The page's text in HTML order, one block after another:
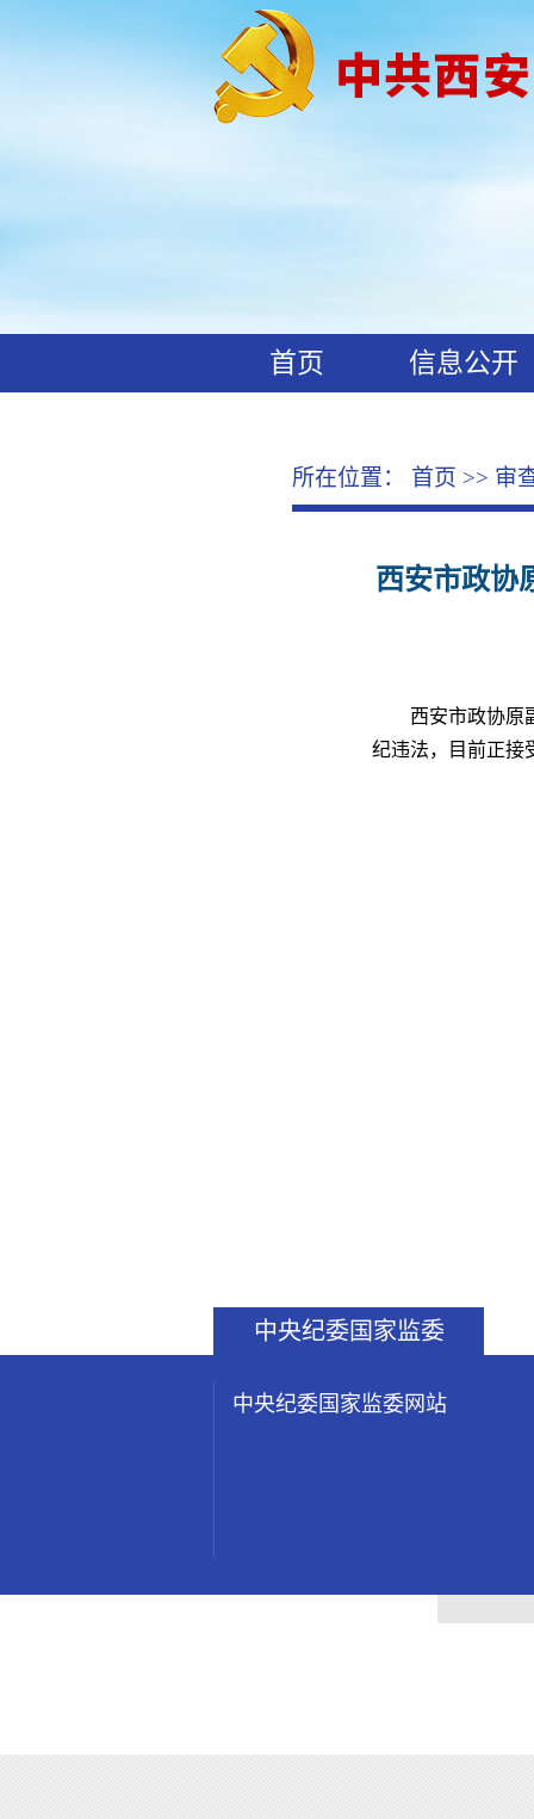
首页
信息公开
所在位置： 首页 >> 审
西安市政协
西安市政协原
纪违法，目前正接
中央纪委国家监委
中央纪委国家监委网站